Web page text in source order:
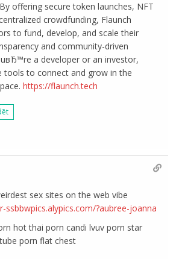
offering secure token launches, NFT
crowdfunding, Flaunch
to fund, develop, and scale their
and community-driven
a developer or an investor,
tools to connect and grow in the
https://flaunch.tech
sex sites on the web vibe
ssbbwpics.alypics.com/?aubree-joanna
hot thai porn candi lvuv porn star
porn flat chest